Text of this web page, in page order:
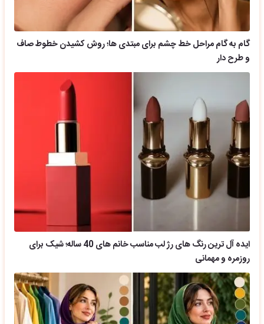
گام به گام مراحل خط چشم برای مبتدی ها؛ روش کشیدن خطوط صاف
و طرح دار
ایده آل ترین رنگ های رژ لب مناسب خانم های 40 ساله؛ شیک برای
روزمره و مهمانی